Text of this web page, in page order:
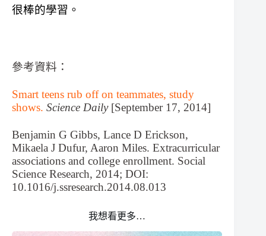
很棒的學習。
參考資料：
Smart teens rub off on teammates, study
shows. Science Daily[September 17, 2014]
Benjamin G Gibbs, Lance D Erickson,
Mikaela J Dufur, Aaron Miles. Extracurricular
associations and college enrollment. Social
Science Research, 2014; DOI:
10.1016/j.ssresearch.2014.08.013
我想看更多…